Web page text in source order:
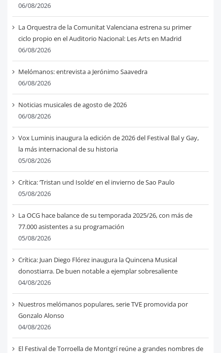
06/08/2026
La Orquestra de la Comunitat Valenciana estrena su primer
ciclo propio en el Auditorio Nacional: Les Arts en Madrid
06/08/2026
Melómanos: entrevista a Jerónimo Saavedra
06/08/2026
Noticias musicales de agosto de 2026
06/08/2026
Vox Luminis inaugura la edición de 2026 del Festival Bal y Gay,
la más internacional de su historia
05/08/2026
Crítica: ‘Tristan und Isolde’ en el invierno de Sao Paulo
05/08/2026
La OCG hace balance de su temporada 2025/26, con más de
77.000 asistentes a su programación
05/08/2026
Crítica: Juan Diego Flórez inaugura la Quincena Musical
donostiarra. De buen notable a ejemplar sobresaliente
04/08/2026
Nuestros melómanos populares, serie TVE promovida por
Gonzalo Alonso
04/08/2026
El Festival de Torroella de Montgrí reúne a grandes nombres de